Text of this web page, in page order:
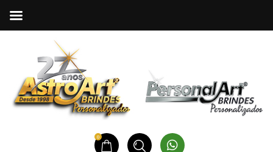
0